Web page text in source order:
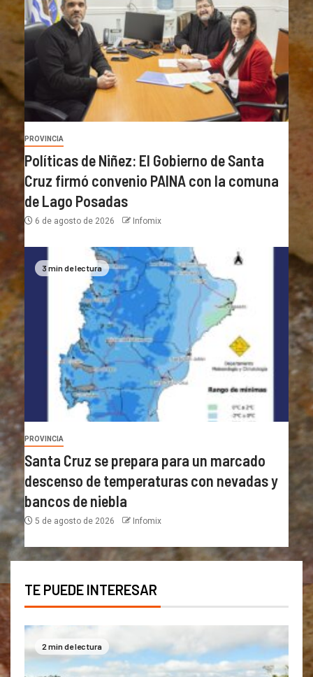
PROVINCIA
Políticas de Niñez: El Gobierno de Santa
Cruz firmó convenio PAINA con la comuna
de Lago Posadas
6 de agosto de 2026 Infomix
3 min de lectura
PROVINCIA
Santa Cruz se prepara para un marcado
descenso de temperaturas con nevadas y
bancos de niebla
5 de agosto de 2026 Infomix
TE PUEDE INTERESAR
2 min de lectura